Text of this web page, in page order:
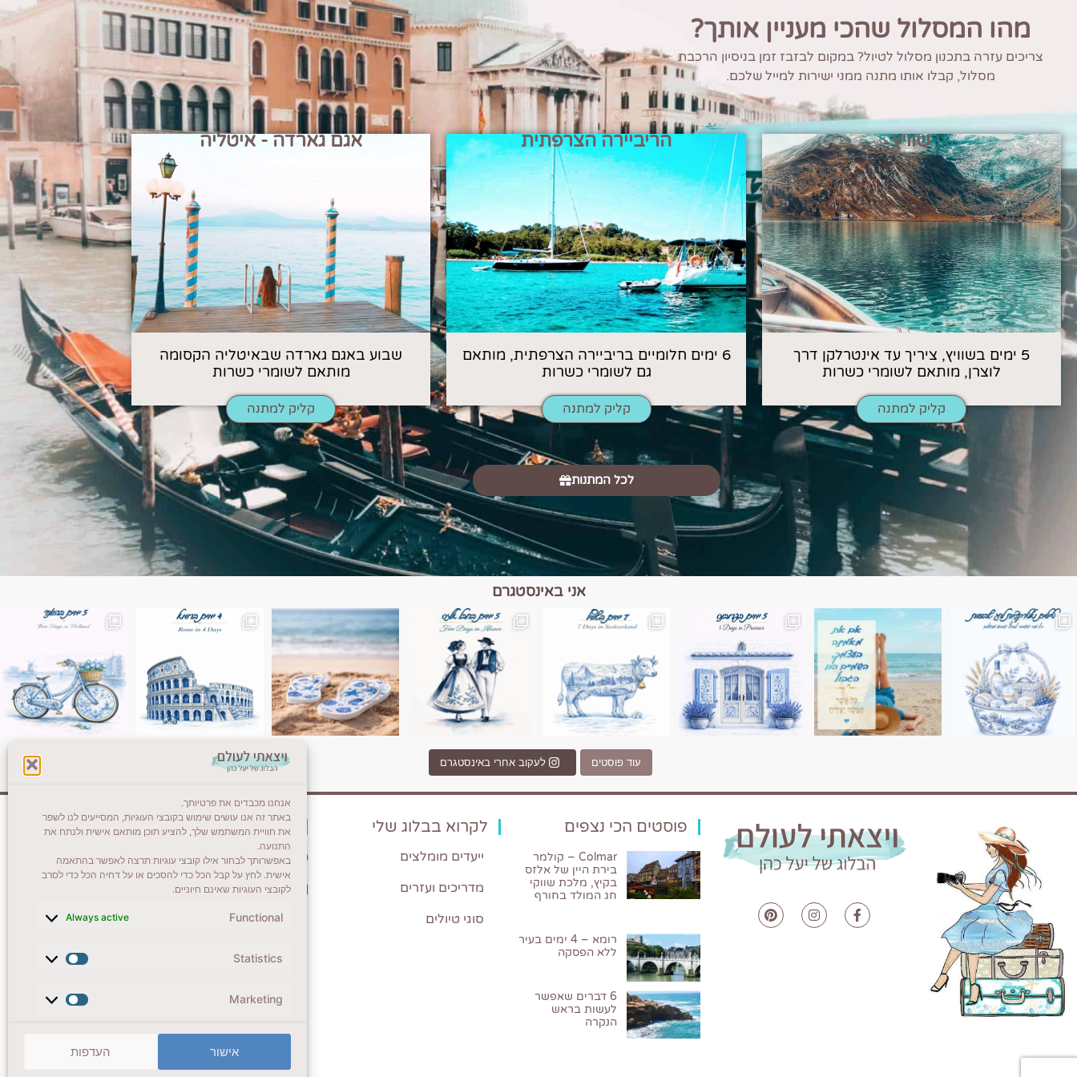
אנחנו מכבדים את פרטיותך.
באתר זה אנו עושים שימוש בקובצי העוגיות, המסייעים לנו לשפר
את חוויית המשתמש שלך, להציע תוכן מותאם אישית ולנתח את
התנועה.
באפשרותך לבחור אילו קובצי עוגיות תרצה לאפשר בהתאמה
אישית. לחץ על קבל הכל כדי להסכים או על דחיה הכל כדי לסרב
לקובצי העוגיות שאינם חיוניים.
Functional
Always active
Statistics
Marketing
אישור העדפות
מהו המסלול שהכי מעניין אותך?
צריכים עזרה בתכנון מסלול לטיול? במקום לבזבז זמן בניסיון הרכבת
מסלול, קבלו אותו מתנה ממני ישירות למייל שלכם.
שוויץ
5 ימים בשוויץ, ציריך עד אינטרלקן דרך
לוצרן, מותאם לשומרי כשרות
קליק למתנה
הריביירה הצרפתית
6 ימים חלומיים בריביירה הצרפתית, מותאם
גם לשומרי כשרות
קליק למתנה
אגם גארדה - איטליה
שבוע באגם גארדה שבאיטליה הקסומה
מותאם לשומרי כשרות
קליק למתנה
לכל המתנות
אני באינסטגרם
השמים הם הגבול 💙🩵 טיול בין כפרים, יין ונופים בחבל אלזס צרפת
יש רגע כזה בחופשה שבו הכל נהיה פשוט יותר. החול, הי
יש ערים בעולם שמרגישות כמו מסע בזמן. רומא היא אחתInstagram post 18087423191462101
עוד פוסטים לעקוב אחרי באינסטגרם
פוסטים הכי נצפים
Colmar – קולמר
בירת היין של אלזס
בקיץ, מלכת שווקי
חג המולד בחורף
רומא – 4 ימים בעיר
ללא הפסקה
6 דברים שאפשר
לעשות בראש
הנקרה
לקרוא בבלוג שלי
ייעדים מומלצים
מדריכים ועזרים
סוגי טיולים
צרו קשר (לא בשבת)
לשליחת הודעת וואטסאפ
veyatsati.laolam@gmail.com